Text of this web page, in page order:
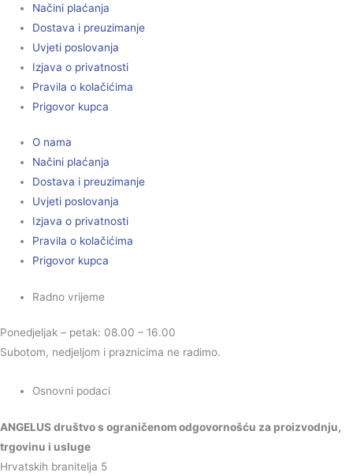
Načini plaćanja
Dostava i preuzimanje
Uvjeti poslovanja
Izjava o privatnosti
Pravila o kolačićima
Prigovor kupca
O nama
Načini plaćanja
Dostava i preuzimanje
Uvjeti poslovanja
Izjava o privatnosti
Pravila o kolačićima
Prigovor kupca
Radno vrijeme
Ponedjeljak – petak: 08.00 – 16.00
Subotom, nedjeljom i praznicima ne radimo.
Osnovni podaci
ANGELUS društvo s ograničenom odgovornošću za proizvodnju,
trgovinu i usluge
Hrvatskih branitelja 5